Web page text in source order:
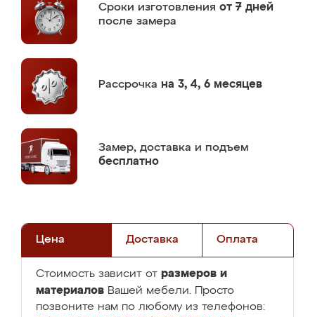
Сроки изготовления от 7 дней
после замера
Рассрочка на 3, 4, 6 месяцев
Замер, доставка и подъем
бесплатно
Цена Доставка Оплата
Стоимость зависит от размеров и
материалов Вашей мебели. Просто
позвоните нам по любому из телефонов: